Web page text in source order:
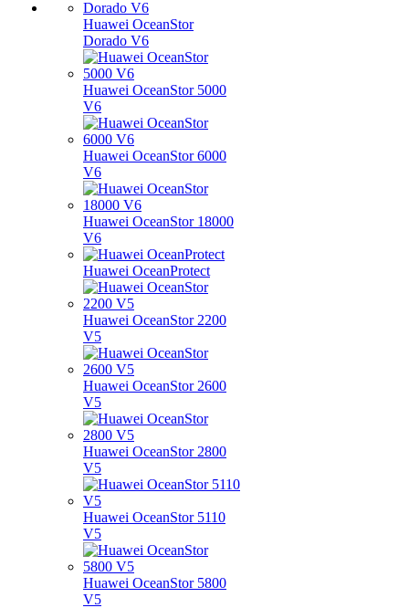
Huawei OceanStor
Dorado V6
Huawei OceanStor 5000
V6
Huawei OceanStor 6000
V6
Huawei OceanStor 18000
V6
Huawei OceanProtect
Huawei OceanStor 2200
V5
Huawei OceanStor 2600
V5
Huawei OceanStor 2800
V5
Huawei OceanStor 5110
V5
Huawei OceanStor 5800
V5